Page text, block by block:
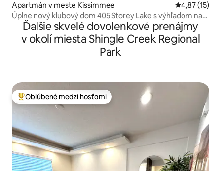
Apartmán v meste Kissimmee Priemerné
4,87 (15)
Úplne nový klubový dom 405 Storey Lake s výhľadom na
jazero
Ďalšie skvelé dovolenkové prenájmy
v okolí miesta Shingle Creek Regional
Park
Najobľúbenejšie medzi hosťami
Obľúbené medzi hosťami